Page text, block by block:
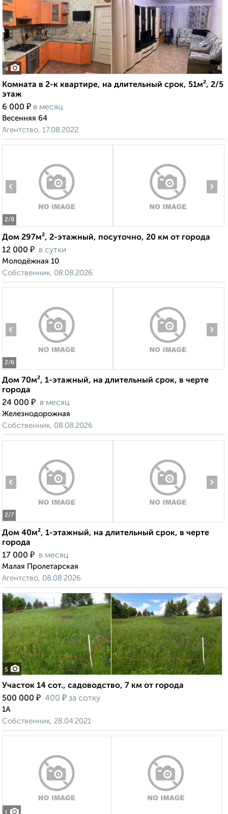
4
Комната в 2-к квартире, на длительный срок, 51м², 2/5
этаж
6 000 ₽ в месяц
Весенняя 64
Агентство, 17.08.2022
2/8
‹ ›
Дом 297м², 2-этажный, посуточно, 20 км от города
12 000 ₽ в сутки
Молодёжная 10
Собственник, 08.08.2026
2/6
‹ ›
Дом 70м², 1-этажный, на длительный срок, в черте
города
24 000 ₽ в месяц
Железнодорожная
Собственник, 08.08.2026
2/7
‹ ›
Дом 40м², 1-этажный, на длительный срок, в черте
города
17 000 ₽ в месяц
Малая Пролетарская
Агентство, 08.08.2026
5
Участок 14 сот., садоводство, 7 км от города
500 000 ₽ 400 ₽ за сотку
1А
Собственник, 28.04.2021